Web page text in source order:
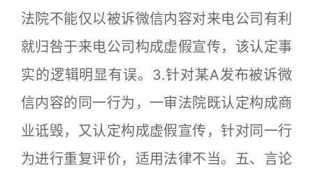
法院不能仅以被诉微信内容对来电公司有利
就归咎于来电公司构成虚假宣传，该认定事
实的逻辑明显有误。3.针对某A发布被诉微
信内容的同一行为，一审法院既认定构成商
业诋毁，又认定构成虚假宣传，针对同一行
为进行重复评价，适用法律不当。五、言论